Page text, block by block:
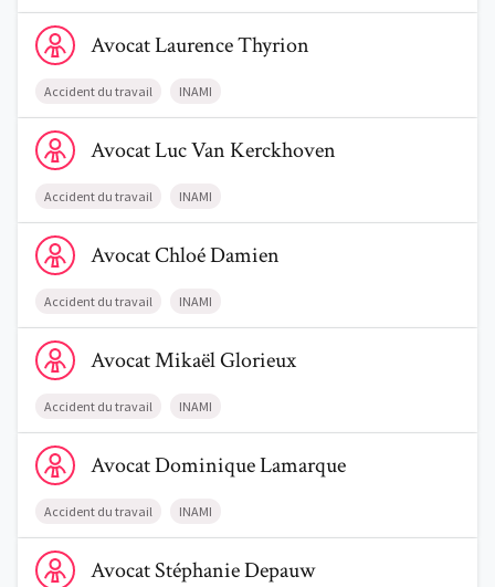
Voir le profil de AvocatLaurence Thyrion
AvocatLaurenceThyrion
Accident du travail INAMI
Voir le profil de AvocatLuc Van Kerckhoven
AvocatLucVan Kerckhoven
Accident du travail INAMI
Voir le profil de AvocatChloé Damien
AvocatChloéDamien
Accident du travail INAMI
Voir le profil de AvocatMikaël Glorieux
AvocatMikaëlGlorieux
Accident du travail INAMI
Voir le profil de AvocatDominique Lamarque
AvocatDominiqueLamarque
Accident du travail INAMI
Voir le profil de AvocatStéphanie Depauw
AvocatStéphanieDepauw